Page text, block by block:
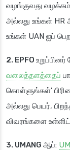
வழங்குவது
அல்லது உங்கள் HR
உங்கள் UAN ஐப்
2. EPFO
வலைத்தளத்தைப்
கொள்ளுங்கள்’
அல்லது பெயர்,
விவரங்களை
3. UMANG ஆப்: